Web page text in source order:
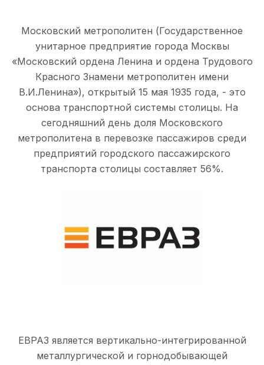
Московский метрополитен (Государственное
унитарное предприятие города Москвы
«Московский ордена Ленина и ордена Трудового
Красного Знамени метрополитен имени
В.И.Ленина»), открытый 15 мая 1935 года, - это
основа транспортной системы столицы. На
сегодняшний день доля Московского
метрополитена в перевозке пассажиров среди
предприятий городского пассажирского
транспорта столицы составляет 56%.
ЕВРАЗ является вертикально-интегрированной
металлургической и горнодобывающей